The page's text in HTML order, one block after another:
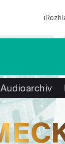
Audioarchiv